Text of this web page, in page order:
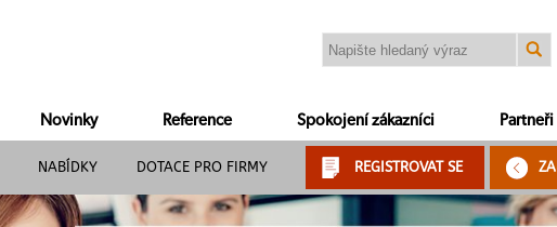
Novinky Reference Spokojení zákazníci Partneři
NABÍDKY DOTACE PRO FIRMY REGISTROVAT SE